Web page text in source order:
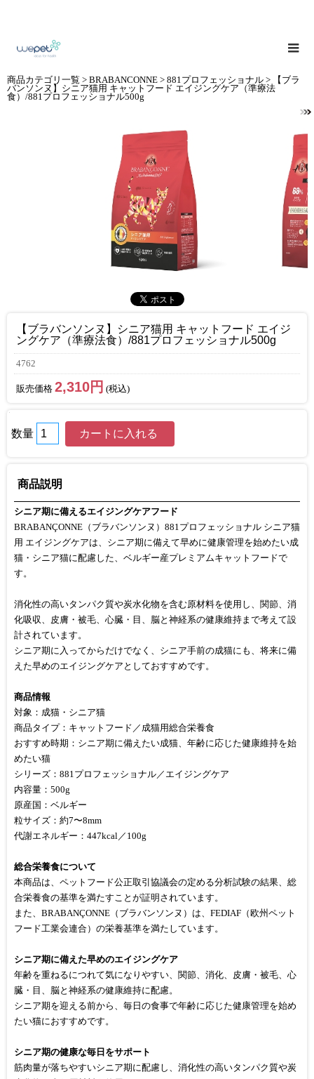
商品カテゴリ一覧 > BRABANCONNE > 881プロフェッショナル > 【ブラ
バンソンヌ】シニア猫用 キャットフード エイジングケア（準療法
食）/881プロフェッショナル500g
【ブラバンソンヌ】シニア猫用 キャットフード エイジ
ングケア（準療法食）/881プロフェッショナル500g
4762
販売価格 2,310円 (税込)
数量
商品説明
シニア期に備えるエイジングケアフード
BRABANÇONNE（ブラバンソンヌ）881プロフェッショナル シニア猫
用 エイジングケアは、シニア期に備えて早めに健康管理を始めたい成
猫・シニア猫に配慮した、ベルギー産プレミアムキャットフードで
す。
消化性の高いタンパク質や炭水化物を含む原材料を使用し、関節、消
化吸収、皮膚・被毛、心臓・目、脳と神経系の健康維持まで考えて設
計されています。
シニア期に入ってからだけでなく、シニア手前の成猫にも、将来に備
えた早めのエイジングケアとしておすすめです。
商品情報
対象：成猫・シニア猫
商品タイプ：キャットフード／成猫用総合栄養食
おすすめ時期：シニア期に備えたい成猫、年齢に応じた健康維持を始
めたい猫
シリーズ：881プロフェッショナル／エイジングケア
内容量：500g
原産国：ベルギー
粒サイズ：約7〜8mm
代謝エネルギー：447kcal／100g
総合栄養食について
本商品は、ペットフード公正取引協議会の定める分析試験の結果、総
合栄養食の基準を満たすことが証明されています。
また、BRABANÇONNE（ブラバンソンヌ）は、FEDIAF（欧州ペット
フード工業会連合）の栄養基準を満たしています。
シニア期に備えた早めのエイジングケア
年齢を重ねるにつれて気になりやすい、関節、消化、皮膚・被毛、心
臓・目、脳と神経系の健康維持に配慮。
シニア期を迎える前から、毎日の食事で年齢に応じた健康管理を始め
たい猫におすすめです。
シニア期の健康な毎日をサポート
筋肉量が落ちやすいシニア期に配慮し、消化性の高いタンパク質や炭